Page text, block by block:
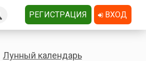
Лунный календарь
РЕГИСТРАЦИЯ ВХОД